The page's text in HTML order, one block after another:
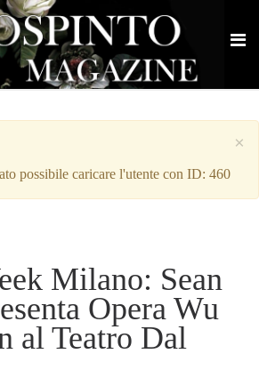
×
possibile caricare l'utente con ID: 460
Milano: Sean
Opera Wu
al Teatro Dal